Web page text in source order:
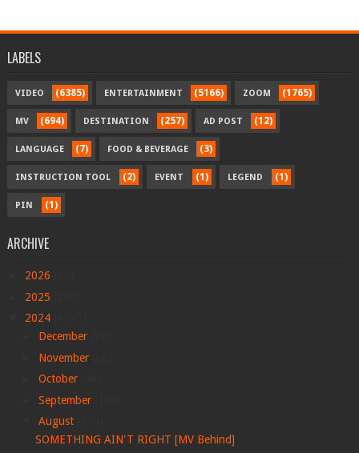
LABELS
VIDEO (6385) ENTERTAINMENT (5166) ZOOM (1765)
MV (694) DESTINATION (257) AD POST (12)
LANGUAGE (7) FOOD & BEVERAGE (3)
INSTRUCTION TOOL (2) EVENT (1) LEGEND (1)
PIN (1)
ARCHIVE
2026
2025
2024
December
November
October
September
August
SOMETHING AIN'T RIGHT [MV Behind]